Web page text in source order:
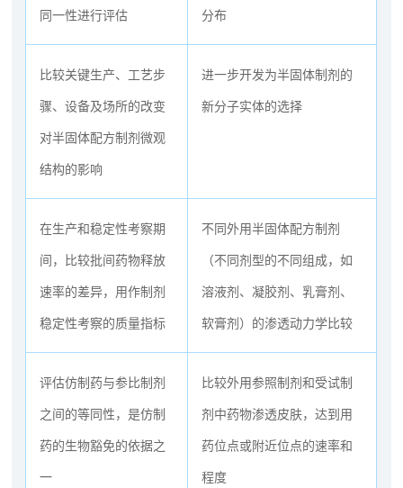
同一性进行评估
分布
比较关键生产、工艺步
骤、设备及场所的改变
对半固体配方制剂微观
结构的影响
进一步开发为半固体制剂的
新分子实体的选择
在生产和稳定性考察期
间，比较批间药物释放
速率的差异，用作制剂
稳定性考察的质量指标
不同外用半固体配方制剂
（不同剂型的不同组成，如
溶液剂、凝胶剂、乳膏剂、
软膏剂）的渗透动力学比较
评估仿制药与参比制剂
之间的等同性，是仿制
药的生物豁免的依据之
一
比较外用参照制剂和受试制
剂中药物渗透皮肤，达到用
药位点或附近位点的速率和
程度